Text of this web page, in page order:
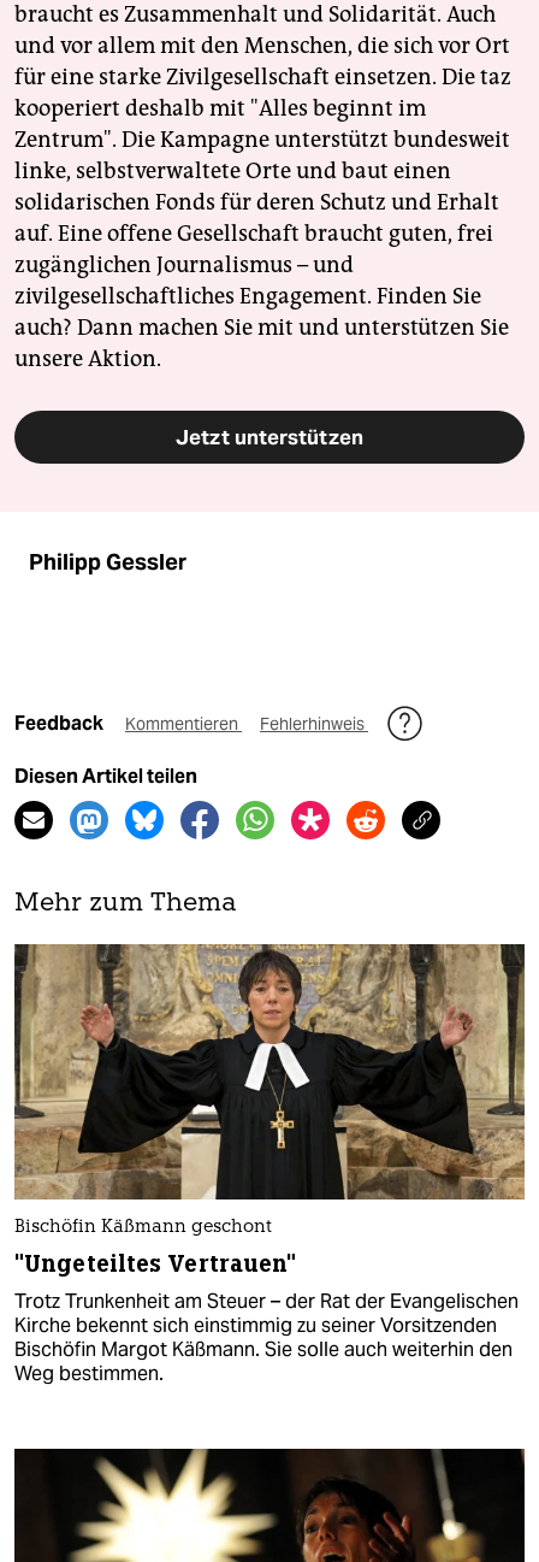
braucht es Zusammenhalt und Solidarität. Auch
und vor allem mit den Menschen, die sich vor Ort
für eine starke Zivilgesellschaft einsetzen. Die taz
kooperiert deshalb mit "Alles beginnt im
Zentrum". Die Kampagne unterstützt bundesweit
linke, selbstverwaltete Orte und baut einen
solidarischen Fonds für deren Schutz und Erhalt
auf. Eine offene Gesellschaft braucht guten, frei
zugänglichen Journalismus – und
zivilgesellschaftliches Engagement. Finden Sie
auch? Dann machen Sie mit und unterstützen Sie
unsere Aktion.
Jetzt unterstützen
Philipp Gessler
Feedback Kommentieren Fehlerhinweis
Diesen Artikel teilen
Mehr zum Thema
Bischöfin Käßmann geschont
"Ungeteiltes Vertrauen"
Trotz Trunkenheit am Steuer – der Rat der Evangelischen
Kirche bekennt sich einstimmig zu seiner Vorsitzenden
Bischöfin Margot Käßmann. Sie solle auch weiterhin den
Weg bestimmen.